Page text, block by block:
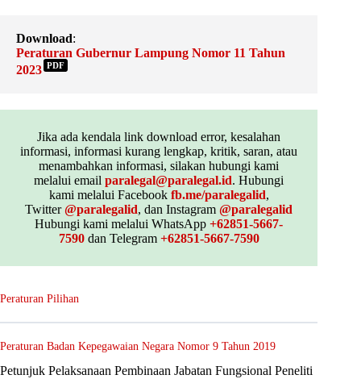
Download:
Peraturan Gubernur Lampung Nomor 11 Tahun
2023 PDF
Jika ada kendala link download error, kesalahan
informasi, informasi kurang lengkap, kritik, saran, atau
menambahkan informasi, silakan hubungi kami
melalui emailparalegal@paralegal.id. Hubungi
kami melalui Facebook fb.me/paralegalid,
Twitter@paralegalid, dan Instagram@paralegalid
Hubungi kami melalui WhatsApp+62851-5667-
7590dan Telegram +62851-5667-7590
Peraturan Pilihan
Peraturan Badan Kepegawaian Negara Nomor 9 Tahun 2019
Petunjuk Pelaksanaan Pembinaan Jabatan Fungsional Peneliti